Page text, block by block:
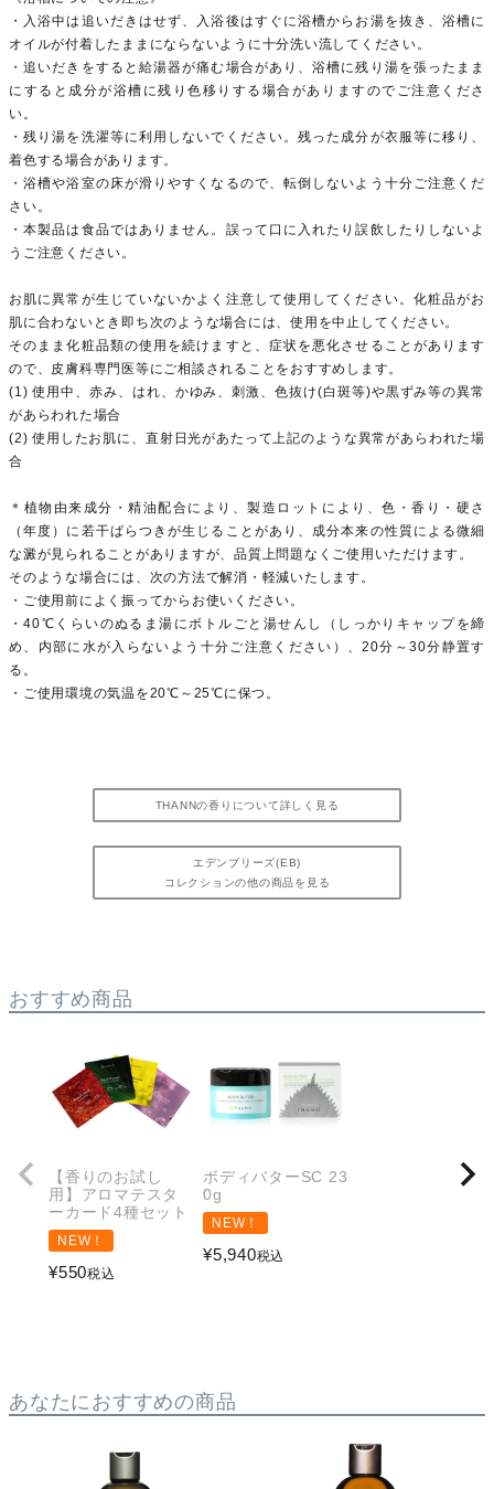
・入浴中は追いだきはせず、入浴後はすぐに浴槽からお湯を抜き、浴槽に
オイルが付着したままにならないように十分洗い流してください。
・追いだきをすると給湯器が痛む場合があり、浴槽に残り湯を張ったまま
にすると成分が浴槽に残り色移りする場合がありますのでご注意くださ
い。
・残り湯を洗濯等に利用しないでください。残った成分が衣服等に移り、
着色する場合があります。
・浴槽や浴室の床が滑りやすくなるので、転倒しないよう十分ご注意くだ
さい。
・本製品は食品ではありません。誤って口に入れたり誤飲したりしないよ
うご注意ください。
お肌に異常が生じていないかよく注意して使用してください。化粧品がお
肌に合わないとき即ち次のような場合には、使用を中止してください。
そのまま化粧品類の使用を続けますと、症状を悪化させることがあります
ので、皮膚科専門医等にご相談されることをおすすめします。
(1) 使用中、赤み、はれ、かゆみ、刺激、色抜け(白斑等)や黒ずみ等の異常
があらわれた場合
(2) 使用したお肌に、直射日光があたって上記のような異常があらわれた場
合
＊植物由来成分・精油配合により、製造ロットにより、色・香り・硬さ
（年度）に若干ばらつきが生じることがあり、成分本来の性質による微細
な澱が見られることがありますが、品質上問題なくご使用いただけます。
そのような場合には、次の方法で解消・軽減いたします。
・ご使用前によく振ってからお使いください。
・40℃くらいのぬるま湯にボトルごと湯せんし（しっかりキャップを締
め、内部に水が入らないよう十分ご注意ください）、20分～30分静置す
る。
・ご使用環境の気温を20℃～25℃に保つ。
THANNの香りについて詳しく見る
エデンブリーズ(EB)
コレクションの他の商品を見る
おすすめ商品
【香りのお試し
用】アロマテスタ
ーカード4種セット
NEW！
¥550税込
ボディバターSC 23
0g
NEW！
¥5,940税込
あなたにおすすめの商品